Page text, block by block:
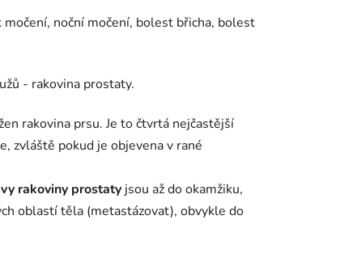
noční močení, bolest břicha, bolest
- rakovina prostaty.
rakovina prsu. Je to čtvrtá nejčastější
zvláště pokud je objevena v rané
rakoviny prostaty jsou až do okamžiku,
oblastí těla (metastázovat), obvykle do